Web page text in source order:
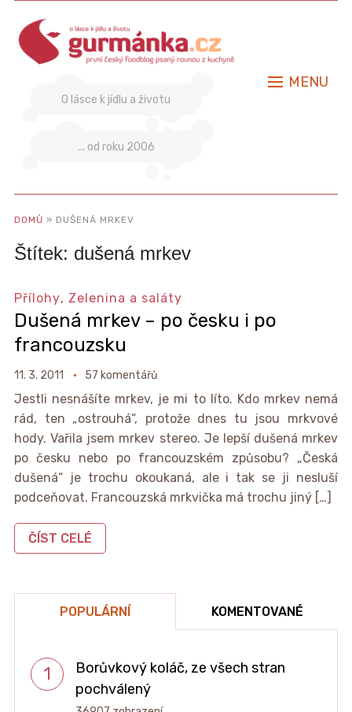
O lásce k jídlu a životu
... od roku 2006
MENU
DOMŮ » DUŠENÁ MRKEV
Štítek: dušená mrkev
Přílohy, Zelenina a saláty
Dušená mrkev – po česku i po
francouzsku
11. 3. 2011 57 komentářů
Jestli nesnášíte mrkev, je mi to líto. Kdo mrkev nemá
rád, ten „ostrouhá“, protože dnes tu jsou mrkvové
hody. Vařila jsem mrkev stereo. Je lepší dušená mrkev
po česku nebo po francouzském způsobu? „Česká
dušená“ je trochu okoukaná, ale i tak se ji nesluší
podceňovat. Francouzská mrkvička má trochu jiný […]
ČÍST CELÉ
POPULÁRNÍ KOMENTOVANÉ
Borůvkový koláč, ze všech stran
pochválený